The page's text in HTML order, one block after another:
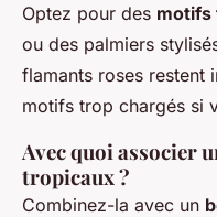
Optez pour des motifs
ou des palmiers
flamants roses restent
motifs trop chargés si
Avec quoi associer
tropicaux ?
Combinez-la avec un